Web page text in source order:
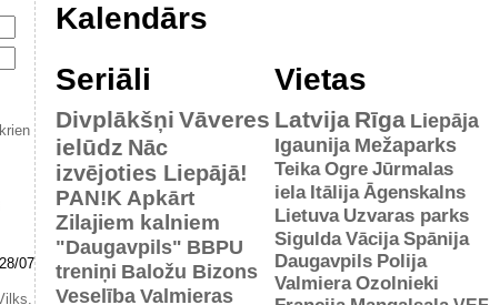
28/07
Kalendārs
Seriāli
Divplākšņi Vāveres
ielūdz Nāc
izvējoties Liepājā!
PAN!K Apkārt
Zilajiem kalniem
"Daugavpils" BBPU
treniņi Baložu Bizons
Veselība Valmieras
Vietas
Latvija Rīga Liepāja
Igaunija Mežaparks
Teika Ogre Jūrmalas
iela Itālija Āgenskalns
Lietuva Uzvaras parks
Sigulda Vācija Spānija
Daugavpils Polija
Valmiera Ozolnieki